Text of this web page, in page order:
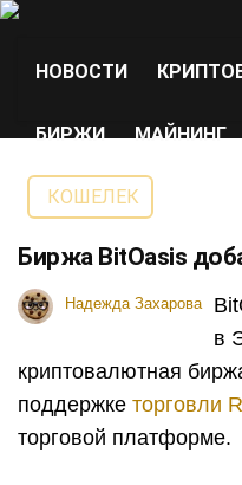
НОВОСТИ
БИРЖИ МАЙНИНГ
КОШЕЛЕК
Биржа BitOasis
Надежда Захарова
в
криптовалютная
поддержке торговли
торговой платформе.